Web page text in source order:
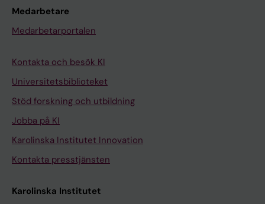
Medarbetare
Medarbetarportalen
Kontakta och besök KI
Universitetsbiblioteket
Stöd forskning och utbildning
Jobba på KI
Karolinska Institutet Innovation
Kontakta presstjänsten
Karolinska Institutet